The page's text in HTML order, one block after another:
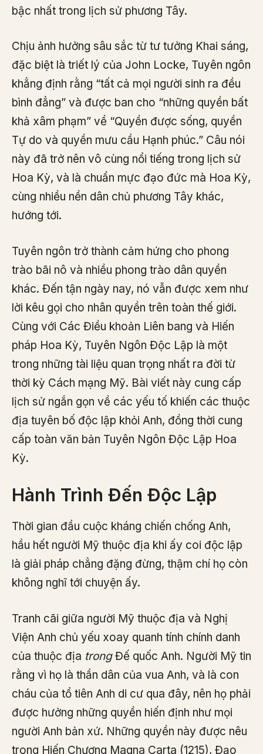
bậc nhất trong lịch sử phương Tây.
Chịu ảnh hưởng sâu sắc từ tư tưởng Khai sáng,
đặc biệt là triết lý của John Locke, Tuyên ngôn
khẳng định rằng “tất cả mọi người sinh ra đều
bình đẳng” và được ban cho “những quyền bất
khả xâm phạm” về “Quyền được sống, quyền
Tự do và quyền mưu cầu Hạnh phúc.” Câu nói
này đã trở nên vô cùng nổi tiếng trong lịch sử
Hoa Kỳ, và là chuẩn mực đạo đức mà Hoa Kỳ,
cùng nhiều nền dân chủ phương Tây khác,
hướng tới.
Tuyên ngôn trở thành cảm hứng cho phong
trào bãi nô và nhiều phong trào dân quyền
khác. Đến tận ngày nay, nó vẫn được xem như
lời kêu gọi cho nhân quyền trên toàn thế giới.
Cùng với Các Điều khoản Liên bang và Hiến
pháp Hoa Kỳ, Tuyên Ngôn Độc Lập là một
trong những tài liệu quan trọng nhất ra đời từ
thời kỳ Cách mạng Mỹ. Bài viết này cung cấp
lịch sử ngắn gọn về các yếu tố khiến các thuộc
địa tuyên bố độc lập khỏi Anh, đồng thời cung
cấp toàn văn bản Tuyên Ngôn Độc Lập Hoa
Kỳ.
Hành Trình Đến Độc Lập
Thời gian đầu cuộc kháng chiến chống Anh,
hầu hết người Mỹ thuộc địa khi ấy coi độc lập
là giải pháp chẳng đặng đừng, thậm chí họ còn
không nghĩ tới chuyện ấy.
Tranh cãi giữa người Mỹ thuộc địa và Nghị
Viện Anh chủ yếu xoay quanh tính chính danh
của thuộc địa trongĐế quốc Anh. Người Mỹ tin
rằng vì họ là thần dân của vua Anh, và là con
cháu của tổ tiên Anh di cư qua đây, nên họ phải
được hưởng những quyền hiến định như mọi
người Anh bản xứ. Những quyền này được nêu
trong Hiến Chương Magna Carta (1215), Đạo